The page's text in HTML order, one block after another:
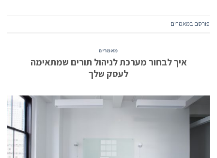
פורסם במאמרים
מאמרים
איך לבחור מערכת לניהול תורים שמתאימה
לעסק שלך